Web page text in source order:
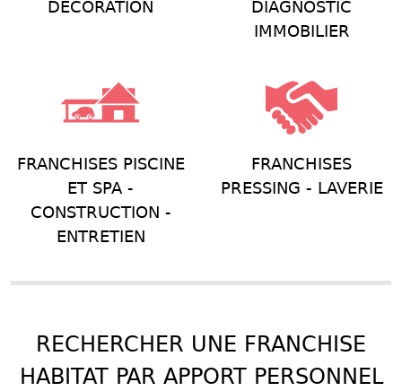
DÉCORATION
DIAGNOSTIC
IMMOBILIER
FRANCHISES PISCINE
ET SPA -
CONSTRUCTION -
ENTRETIEN
FRANCHISES
PRESSING - LAVERIE
RECHERCHER UNE FRANCHISE
HABITAT PAR APPORT PERSONNEL